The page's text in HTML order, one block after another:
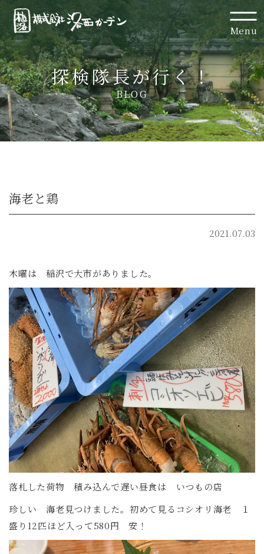
Menu
探検隊長が行く！
BLOG
海老と鶏
2021.07.03
木曜は 稲沢で大市がありました。
落札した荷物 積み込んで遅い昼食は いつもの店
珍しい 海老見つけました。初めて見るコシオリ海老 １
盛り12匹ほど入って580円 安！